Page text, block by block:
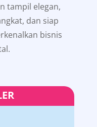
tampil elegan,
dan siap
bisnis